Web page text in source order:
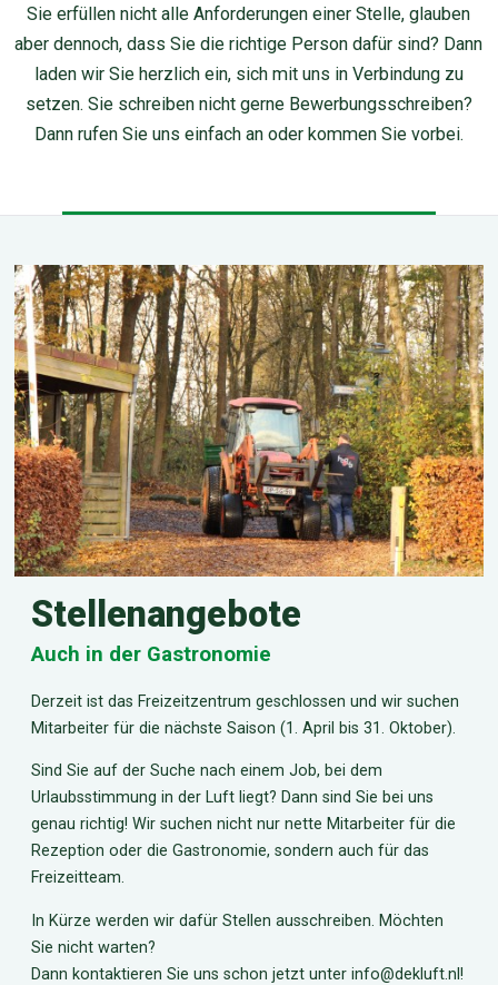
Sie erfüllen nicht alle Anforderungen einer Stelle, glauben
aber dennoch, dass Sie die richtige Person dafür sind? Dann
laden wir Sie herzlich ein, sich mit uns in Verbindung zu
setzen. Sie schreiben nicht gerne Bewerbungsschreiben?
Dann rufen Sie uns einfach an oder kommen Sie vorbei.
Stellenangebote
Auch in der Gastronomie
Derzeit ist das Freizeitzentrum geschlossen und wir suchen
Mitarbeiter für die nächste Saison (1. April bis 31. Oktober).
Sind Sie auf der Suche nach einem Job, bei dem
Urlaubsstimmung in der Luft liegt? Dann sind Sie bei uns
genau richtig! Wir suchen nicht nur nette Mitarbeiter für die
Rezeption oder die Gastronomie, sondern auch für das
Freizeitteam.
In Kürze werden wir dafür Stellen ausschreiben. Möchten
Sie nicht warten?
Dann kontaktieren Sie uns schon jetzt unter info@dekluft.nl!